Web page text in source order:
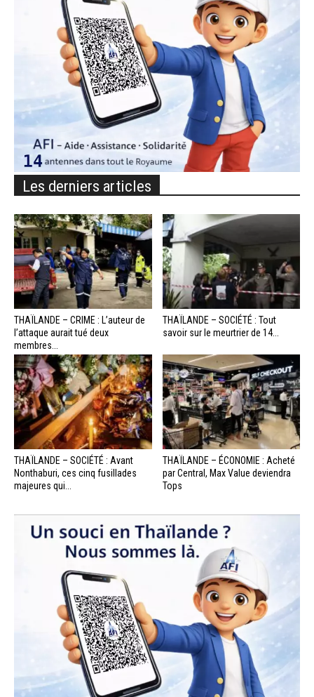
Les derniers articles
THAÏLANDE – CRIME : L’auteur de
l’attaque aurait tué deux
membres...
THAÏLANDE – SOCIÉTÉ : Tout
savoir sur le meurtrier de 14...
THAÏLANDE – SOCIÉTÉ : Avant
Nonthaburi, ces cinq fusillades
majeures qui...
THAÏLANDE – ÉCONOMIE : Acheté
par Central, Max Value deviendra
Tops